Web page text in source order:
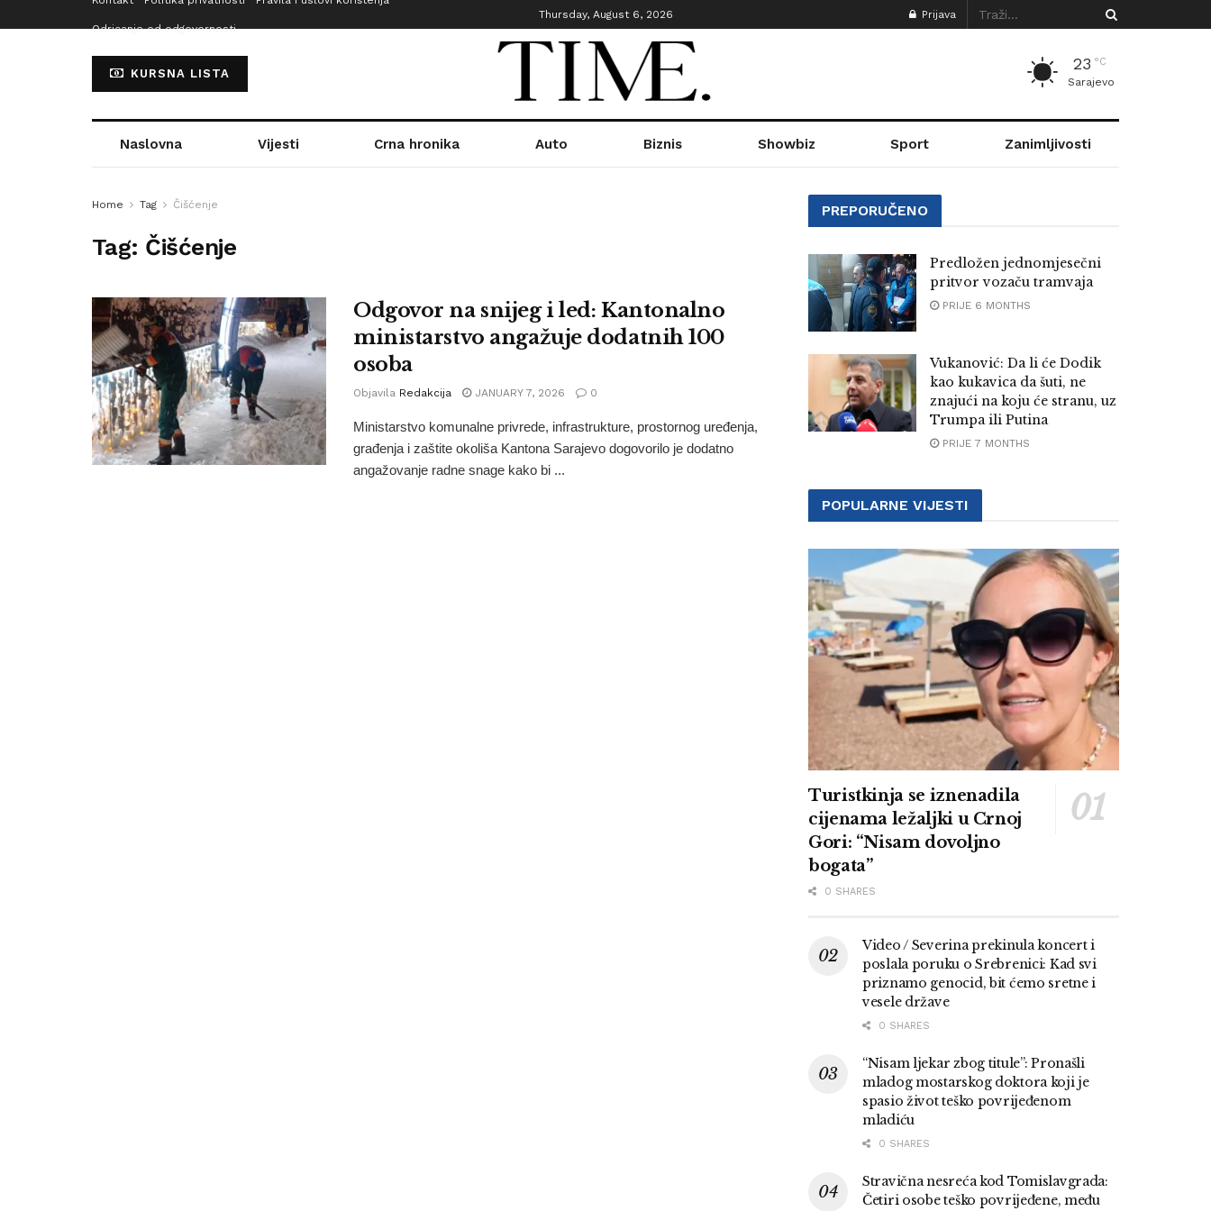
Odricanje od odgovornosti
Thursday, August 6, 2026 Prijava
KURSNA LISTA
23 °C
Sarajevo
Naslovna Vijesti Crna hronika Auto Biznis Showbiz Sport Zanimljivosti
Home Tag Čišćenje
Tag: Čišćenje
Odgovor na snijeg i led: Kantonalno
ministarstvo angažuje dodatnih 100
osoba
Objavila Redakcija JANUARY 7, 2026 0
Ministarstvo komunalne privrede, infrastrukture, prostornog uređenja,
građenja i zaštite okoliša Kantona Sarajevo dogovorilo je dodatno
angažovanje radne snage kako bi ...
PREPORUČENO
Predložen jednomjesečni
pritvor vozaču tramvaja
PRIJE 6 MONTHS
Vukanović: Da li će Dodik
kao kukavica da šuti, ne
znajući na koju će stranu, uz
Trumpa ili Putina
PRIJE 7 MONTHS
POPULARNE VIJESTI
Turistkinja se iznenadila
cijenama ležaljki u Crnoj
Gori: “Nisam dovoljno
bogata”
0 SHARES
Video / Severina prekinula koncert i
poslala poruku o Srebrenici: Kad svi
priznamo genocid, bit ćemo sretne i
vesele države
0 SHARES
“Nisam ljekar zbog titule”: Pronašli
mladog mostarskog doktora koji je
spasio život teško povrijeđenom
mladiću
0 SHARES
Stravična nesreća kod Tomislavgrada:
Četiri osobe teško povrijeđene, među